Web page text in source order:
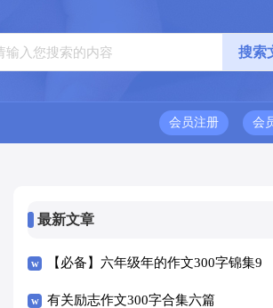
会
会员注册
最新文章
【必备】六年级年的作文300字锦集9
篇
有关励志作文300字合集六篇